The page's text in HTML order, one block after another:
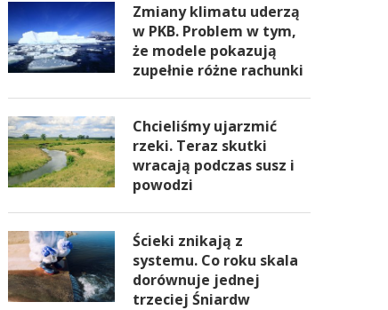
Zmiany klimatu uderzą
w PKB. Problem w tym,
że modele pokazują
zupełnie różne rachunki
Chcieliśmy ujarzmić
rzeki. Teraz skutki
wracają podczas susz i
powodzi
Ścieki znikają z
systemu. Co roku skala
dorównuje jednej
trzeciej Śniardw